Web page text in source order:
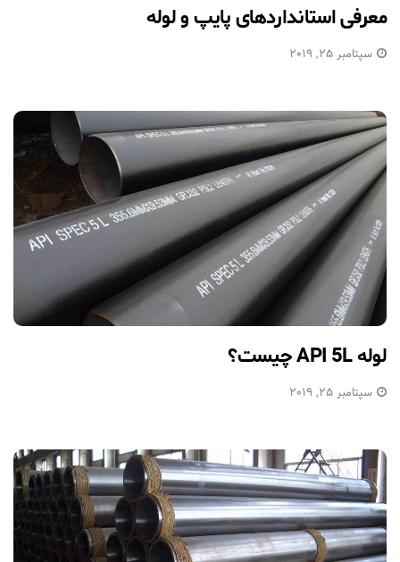
معرفی استانداردهای پایپ و لوله
سپتامبر 25, 2019
لوله API 5L چیست؟
سپتامبر 25, 2019